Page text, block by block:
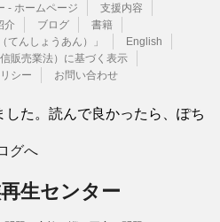
- ホームページ
支援内容
介
ブログ
書籍
てんしょうあん）」
English
販売業法）に基づく表示
シー
お問い合わせ
た。読んで良かったら、ぽち
生センター